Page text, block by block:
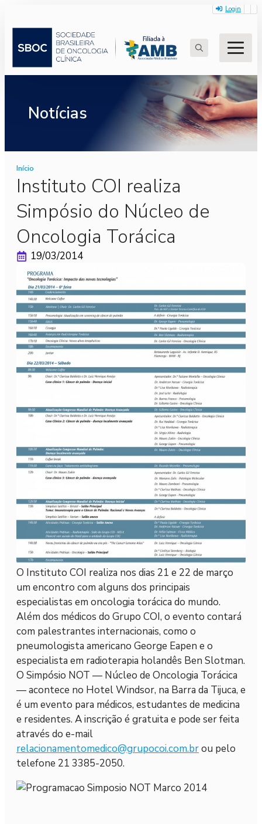
Login
for:
Notícias
Início
Instituto COI realiza
Simpósio do Núcleo de
Oncologia Torácica
19/03/2014
O Instituto COI realiza nos dias 21 e 22 de março
um encontro com alguns dos principais
especialistas em oncologia torácica do mundo.
Além dos médicos do Grupo COI, o evento contará
com palestrantes internacionais, como o
pneumologista americano George Eapen e o
especialista em radioterapia holandês Ben Slotman.
O Simpósio NOT — Núcleo de Oncologia Torácica
— acontece no Hotel Windsor, na Barra da Tijuca, e
é um evento para médicos, estudantes de medicina
e residentes. A inscrição é gratuita e pode ser feita
através do e-mail
relacionamentomedico@grupocoi.com.brou pelo
telefone 21 3385-2050.